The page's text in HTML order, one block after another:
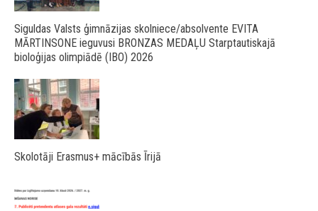
Siguldas Valsts ģimnāzijas skolniece/absolvente EVITA
MĀRTINSONE ieguvusi BRONZAS MEDAĻU Starptautiskajā
bioloģijas olimpiādē (IBO) 2026
Skolotāji Erasmus+ mācībās Īrijā